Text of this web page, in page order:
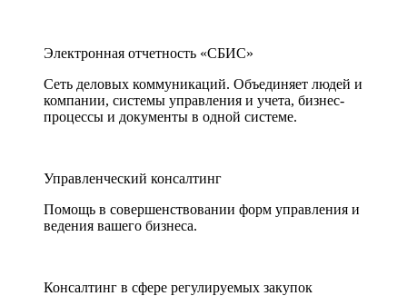
Электронная отчетность «СБИС»
Сеть деловых коммуникаций. Объединяет людей и
компании, системы управления и учета, бизнес-
процессы и документы в одной системе.
Управленческий консалтинг
Помощь в совершенствовании форм управления и
ведения вашего бизнеса.
Консалтинг в сфере регулируемых закупок